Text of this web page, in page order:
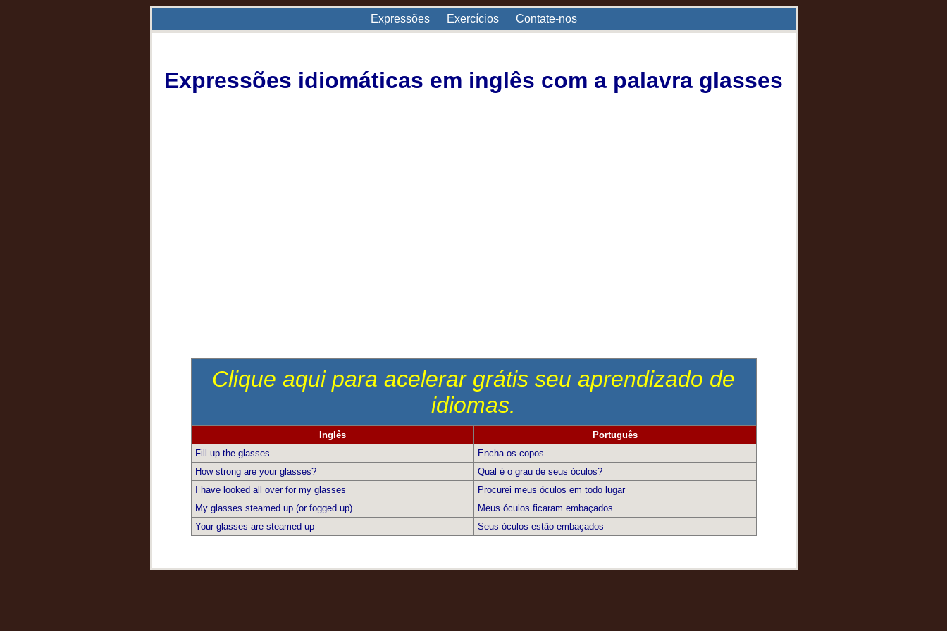
Expressões Exercícios Contate-nos
Expressões idiomáticas em inglês com a palavra glasses
Clique aqui para acelerar grátis seu aprendizado de
idiomas.
Inglês
Português
Fill up the glasses
Encha os copos
How strong are your glasses?
Qual é o grau de seus óculos?
I have looked all over for my glasses
Procurei meus óculos em todo lugar
My glasses steamed up (or fogged up)
Meus óculos ficaram embaçados
Your glasses are steamed up
Seus óculos estão embaçados